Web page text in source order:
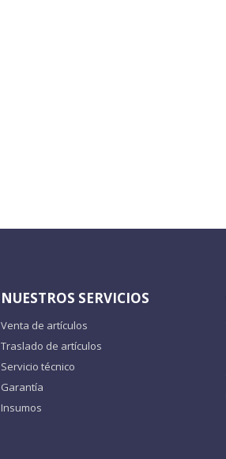
NUESTROS SERVICIOS
Venta de artículos
Traslado de artículos
Servicio técnico
Garantía
Insumos